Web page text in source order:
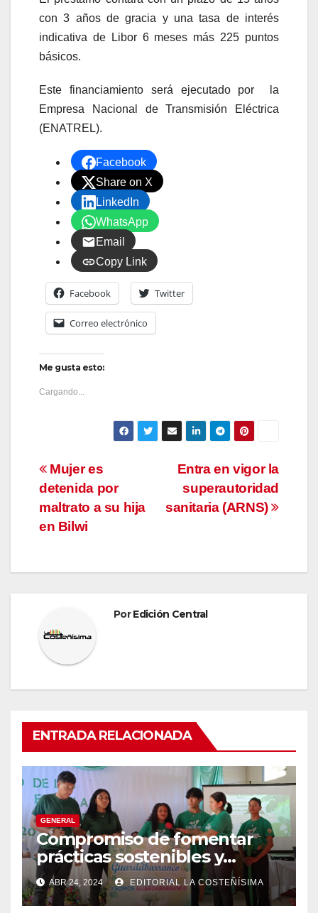
con 3 años de gracia y una tasa de interés
indicativa de Libor 6 meses más 225 puntos
básicos.
Este financiamiento será ejecutado por la
Empresa Nacional de Transmisión Eléctrica
(ENATREL).
Facebook
Share on X
LinkedIn
WhatsApp
Email
Copy Link
Facebook Twitter
Correo electrónico
Me gusta esto:
Cargando...
Navegación
de
entradas
Entra en vigor la
superautoridad
sanitaria (ARNS)
Mujer es
detenida por
maltrato a su hija
en Bilwi
PorEdición Central
ENTRADA RELACIONADA
GENERAL
Compromiso de fomentar
prácticas sostenibles y
conciencia ecológica en las
instituciones educativas
ABR 24, 2024 EDITORIAL LA COSTEÑÍSIMA